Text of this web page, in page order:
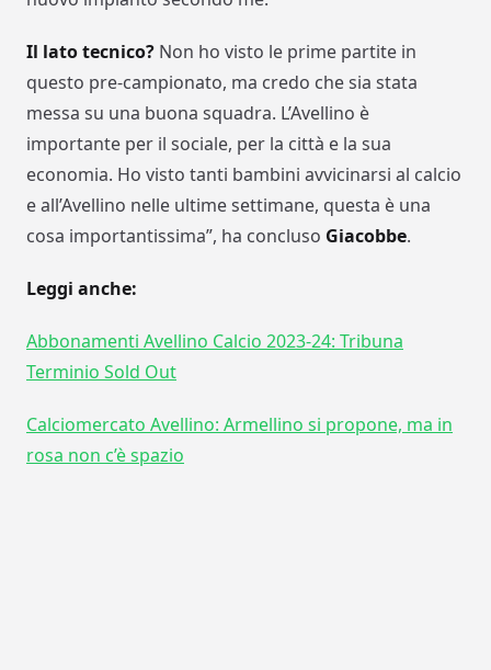
Il lato tecnico? Non ho visto le prime partite in
questo pre-campionato, ma credo che sia stata
messa su una buona squadra. L’Avellino è
importante per il sociale, per la città e la sua
economia. Ho visto tanti bambini avvicinarsi al calcio
e all’Avellino nelle ultime settimane, questa è una
cosa importantissima”, ha concluso Giacobbe.
Leggi anche:
Abbonamenti Avellino Calcio 2023-24: Tribuna
Terminio Sold Out
Calciomercato Avellino: Armellino si propone, ma in
rosa non c’è spazio